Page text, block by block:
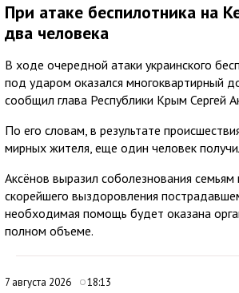
При атаке беспилотника на
два человека
В ходе очередной атаки украинского
под ударом оказался многоквартирный
сообщил глава Республики Крым Сергей
По его словам, в результате
мирных жителя, еще один человек
Аксёнов выразил соболезнования
скорейшего выздоровления
необходимая помощь будет оказана
полном объеме.
7 августа 2026 18:13